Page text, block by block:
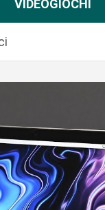
VIDEOGIOCHI